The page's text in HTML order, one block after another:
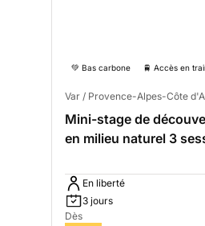
💚 Bas carbone 🚆 Accès en
Var / Provence-Alpes-Côte
Mini-stage de
en milieu naturel 3
En liberté
3 jours
Dès